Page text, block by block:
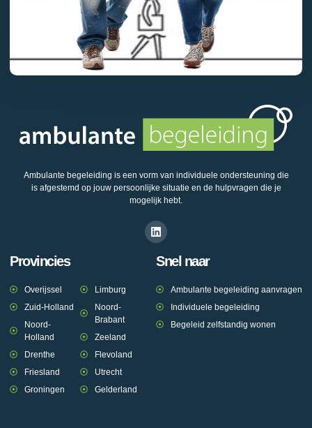
Ambulante begeleiding is een vorm van individuele ondersteuning die
is afgestemd op jouw persoonlijke situatie en de hulpvragen die je
mogelijk hebt.
Provincies
Overijssel
Zuid-Holland
Noord-
Holland
Drenthe
Friesland
Groningen
Limburg
Noord-
Brabant
Zeeland
Flevoland
Utrecht
Gelderland
Snel naar
Ambulante begeleiding aanvragen
Individuele begeleiding
Begeleid zelfstandig wonen